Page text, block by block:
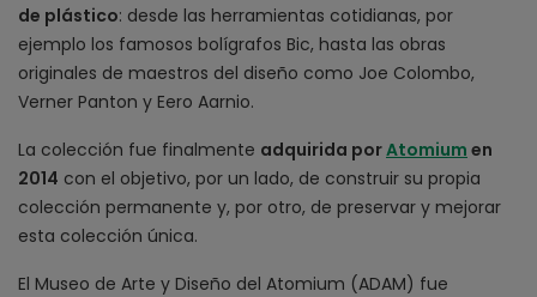
de plástico: desde las herramientas cotidianas, por
ejemplo los famosos bolígrafos Bic, hasta las obras
originales de maestros del diseño como Joe Colombo,
Verner Panton y Eero Aarnio.
La colección fue finalmente adquirida porAtomium en
2014 con el objetivo, por un lado, de construir su propia
colección permanente y, por otro, de preservar y mejorar
esta colección única.
El Museo de Arte y Diseño del Atomium (ADAM) fue